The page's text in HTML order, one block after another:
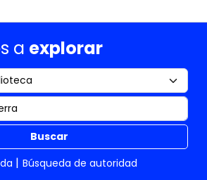
a explorar
Buscar
Búsqueda de autoridad